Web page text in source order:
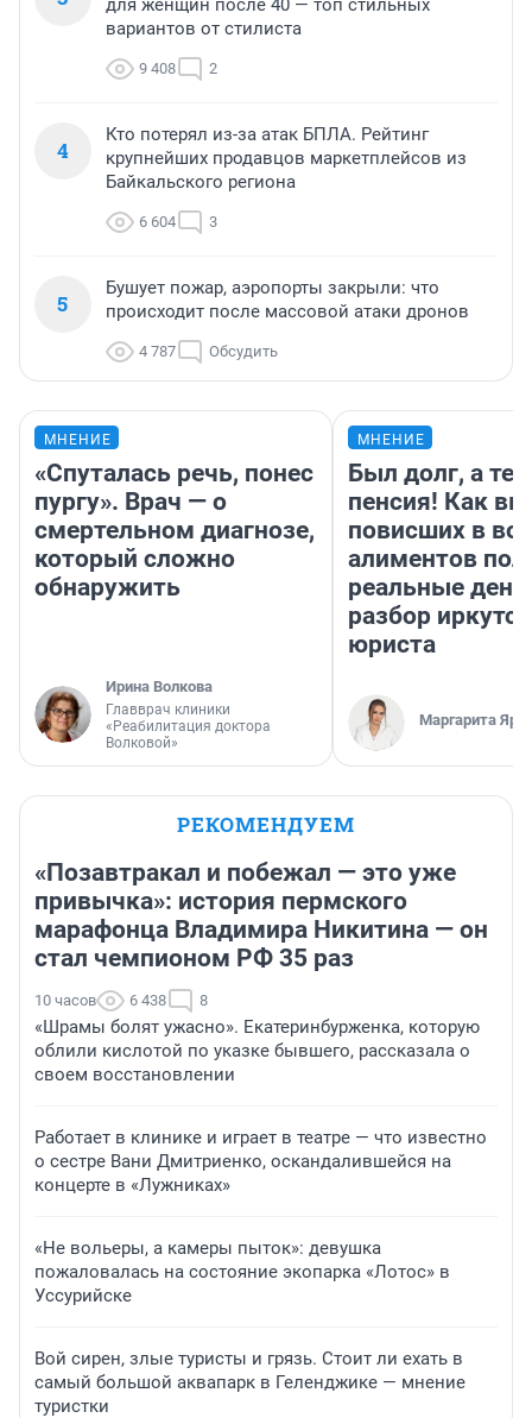
вариантов от стилиста
9 408 2
4
Кто потерял из-за атак БПЛА. Рейтинг
крупнейших продавцов маркетплейсов из
Байкальского региона
6 604 3
5
Бушует пожар, аэропорты закрыли: что
происходит после массовой атаки дронов
4 787 Обсудить
МНЕНИЕ
«Спуталась речь, понес
пургу». Врач — о
смертельном диагнозе,
который сложно
обнаружить
Ирина Волкова
Главврач клиники
«Реабилитация доктора
Волковой»
МНЕНИЕ
Был долг, а
пенсия! Как
повисших в
алиментов
реальные
разбор
юриста
Маргарита
РЕКОМЕНДУЕМ
«Позавтракал и побежал — это уже
привычка»: история пермского
марафонца Владимира Никитина — он
стал чемпионом РФ 35 раз
10 часов 6 438 8
«Шрамы болят ужасно». Екатеринбурженка, которую
облили кислотой по указке бывшего, рассказала о
своем восстановлении
Работает в клинике и играет в театре — что известно
о сестре Вани Дмитриенко, оскандалившейся на
концерте в «Лужниках»
«Не вольеры, а камеры пыток»: девушка
пожаловалась на состояние экопарка «Лотос» в
Уссурийске
Вой сирен, злые туристы и грязь. Стоит ли ехать в
самый большой аквапарк в Геленджике — мнение
туристки